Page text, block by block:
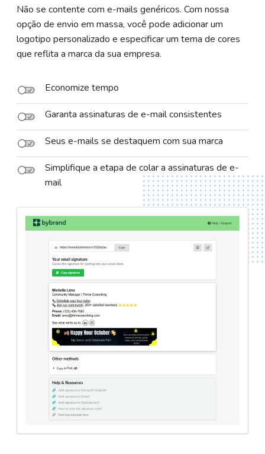
Não se contente com e-mails genéricos. Com nossa
opção de envio em massa, você pode adicionar um
logotipo personalizado e especificar um tema de cores
que reflita a marca da sua empresa.
Economize tempo
Garanta assinaturas de e-mail consistentes
Seus e-mails se destaquem com sua marca
Simplifique a etapa de colar a assinaturas de e-
mail